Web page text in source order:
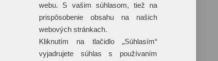
Reklamné predmety s plnofarebnou
potlačou
webu. S vašim súhlasom, tiež na
prispôsobenie obsahu na našich
webových stránkach.
Kliknutím na tlačidlo „Súhlasím“
vyjadrujete súhlas s používaním